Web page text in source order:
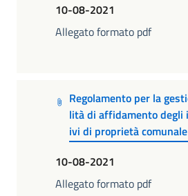
10-08-2021
Allegato formato pdf
Regolamento per la
lità di affidamento
ivi di proprietà comunale
10-08-2021
Allegato formato pdf